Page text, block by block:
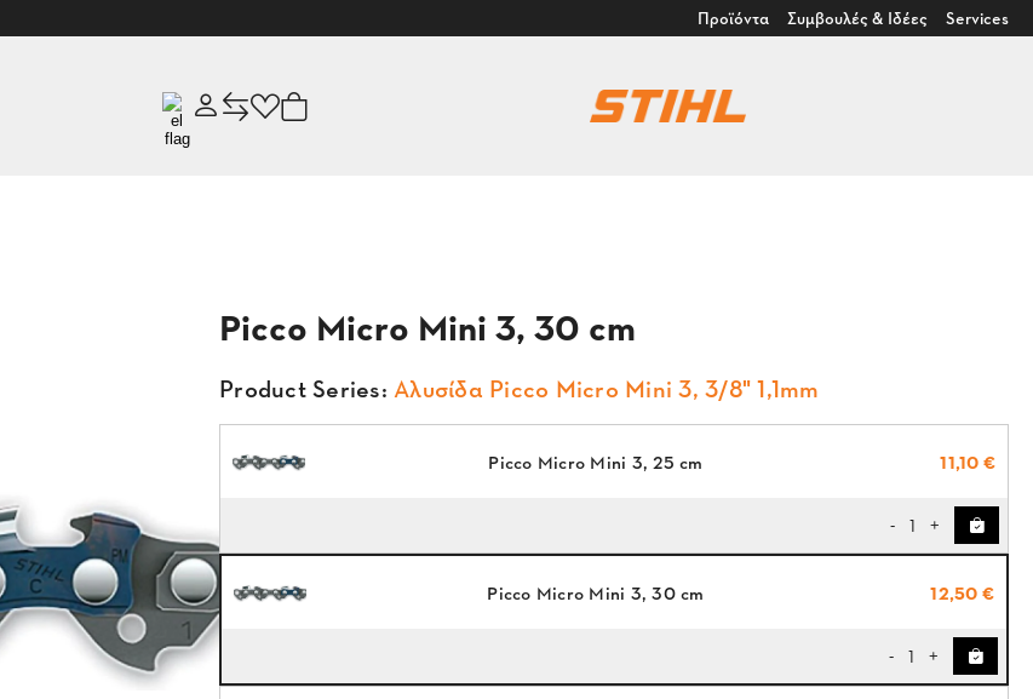
Προϊόντα Συμβουλές & Ιδέες Services
Picco Micro Mini 3, 30 cm
Product Series: Αλυσίδα Picco Micro Mini 3, 3/8" 1,1mm
Picco Micro Mini 3, 25 cm 11,10 €
- 1 +
Picco Micro Mini 3, 30 cm 12,50 €
- 1 +